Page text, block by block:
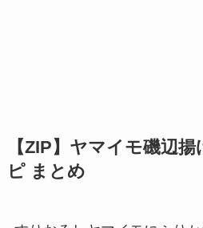
【ZIP】ヤマイモ磯辺
ピ まとめ